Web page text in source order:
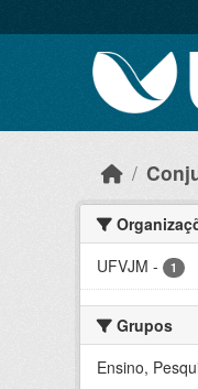
UFVJM - 1
Grupos
Ensino,